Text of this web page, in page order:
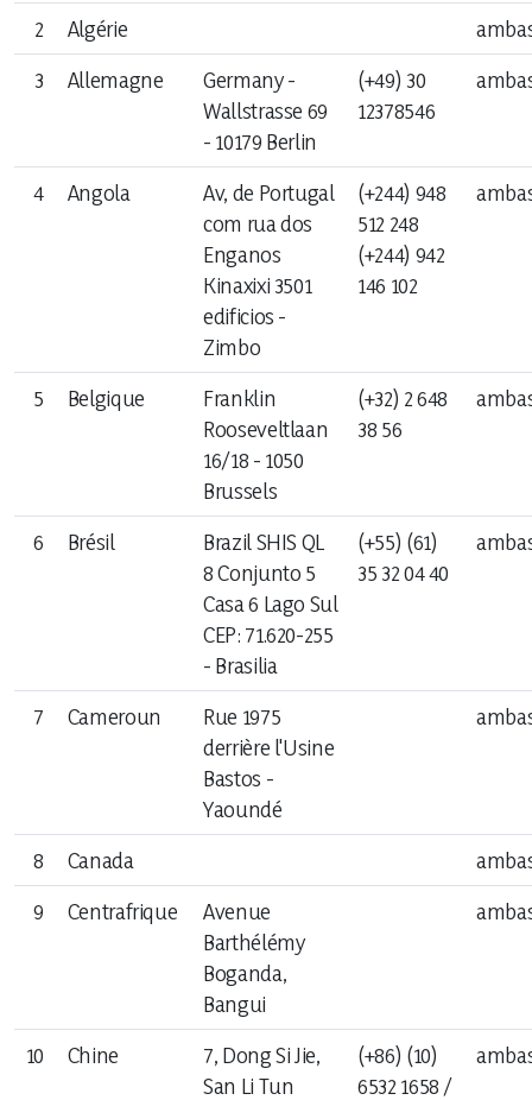
2 Algérie
3
Allemagne
Germany -
Wallstrasse 69
- 10179 Berlin
(+49) 30
12378546
4 Angola
Av, de Portugal
com rua dos
Enganos
Kinaxixi 3501
edificios -
Zimbo
(+244) 948
512 248
(+244) 942
146 102
5 Belgique
Franklin
Rooseveltlaan
16/18 - 1050
Brussels
(+32) 2 648
38 56
6 Brésil
Brazil SHIS QL
8 Conjunto 5
Casa 6 Lago Sul
CEP: 71.620-255
- Brasilia
(+55) (61)
35 32 04 40
7 Cameroun
Rue 1975
derrière l'Usine
Bastos -
Yaoundé
8 Canada
9
Centrafrique
Avenue
Barthélémy
Boganda,
Bangui
10 Chine
7, Dong Si Jie,
San Li Tun
(+86) (10)
6532 1658 /
Secrétariat Général
Précédents Secrétaires Généraux
Organigramme du ministère
Postes consulaires
Le Congo et ses Partenaires
Congolais voyageant à l’étranger
Etrangers voyageant en République du Congo
La gazette du diplomate
Revue de presse